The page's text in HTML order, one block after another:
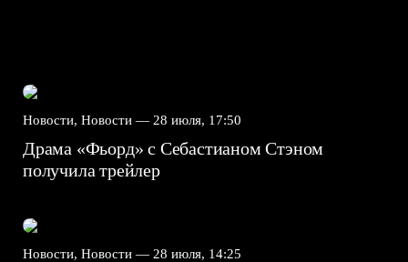
Новости, Новости — 28 июля, 17:50
Драма «Фьорд» с Себастианом Стэном
получила трейлер
Новости, Новости — 28 июля, 14:25